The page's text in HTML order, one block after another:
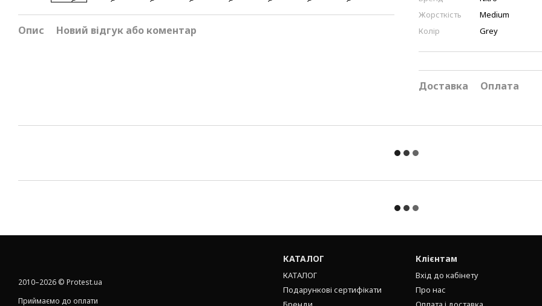
Опис Новий відгук або коментар
Жорсткість
Medium
Колір
Grey
Доставка Оплата
2010–2026 © Protest.ua
Приймаємо до оплати
КАТАЛОГ
КАТАЛОГ
Подарункові сертифікати
Клієнтам
Вхід до кабінету
Про нас